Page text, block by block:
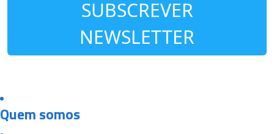
SUBSCREVER
NEWSLETTER
Quem somos